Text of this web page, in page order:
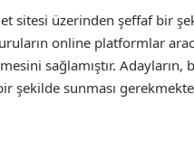
sitesi üzerinden şeffaf bir
online platformlar
sağlamıştır. Adayların,
şekilde sunması